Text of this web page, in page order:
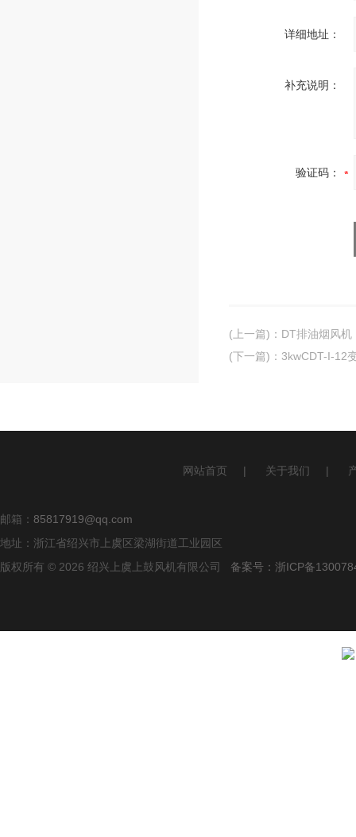
详细地址：
补充说明：
验证码：
(上一篇) ： DT排油烟风机
(下一篇) ： 3kwCDT-I-12
网站首页 | 关于我们 |
邮箱： 85817919@qq.com
地址：浙江省绍兴市上虞区梁湖街道工业园区
版权所有 © 2026 绍兴上虞上鼓风机有限公司 备案号：浙ICP备